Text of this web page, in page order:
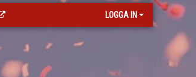
LOGGA IN